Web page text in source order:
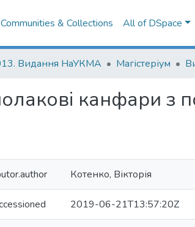
Communities & Collections All of DSpace
Видання НаУКМА Магістеріум
канфари з
Котенко, Вікторія
2019-06-21T13:57:20Z